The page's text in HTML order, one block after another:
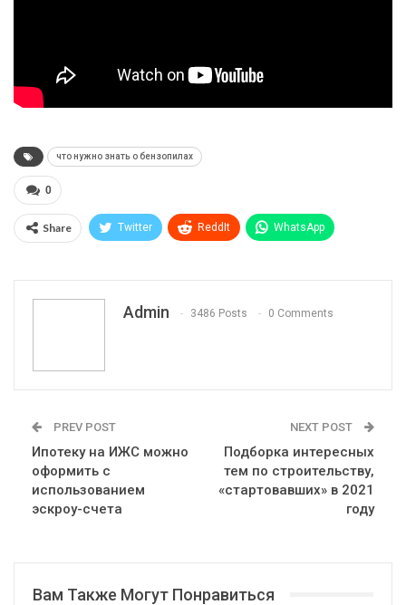
что нужно знать о бензопилах
0
Share Twitter ReddIt WhatsApp
Admin 3486 Posts 0 Comments
PREV POST
Ипотеку на ИЖС можно
оформить с
использованием
эскроу-счета
NEXT POST
Подборка интересных
тем по строительству,
«стартовавших» в 2021
году
Вам Также Могут Понравиться